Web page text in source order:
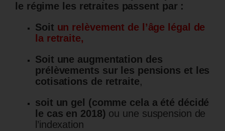
le régime les retraites passent par :
Soit un relèvement de l’âge légal de
la retraite,
Soit une augmentation des
prélèvements sur les pensions et les
cotisations de retraite,
soit un gel (comme cela a été décidé
le cas en 2018) ou une suspension de
l’indexation